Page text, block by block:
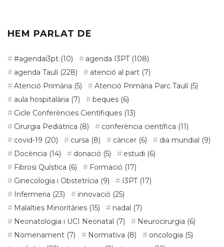
HEM PARLAT DE
#agendai3pt (10) agenda I3PT(108)
agenda Taulí(228) atenció al part (7)
Atenció Primària (5) Atenció Primària Parc Taulí(5)
aula hospitalària (7) beques (6)
Cicle Conferències Científiques (13)
Cirurgia Pediàtrica (8) conferència científica (11)
covid-19 (20) cursa (8) càncer (6) dia mundial (9)
Docència (14) donació (5) estudi (6)
Fibrosi Quística (6) Formació (17)
Ginecologia i Obstetrícia (9) I3PT(17)
Infermeria (23) innovació (25)
Malalties Minoritàries (15) nadal (7)
Neonatologia i UCI Neonatal (7) Neurocirurgia (6)
Nomenament (7) Normativa (8) oncologia (5)